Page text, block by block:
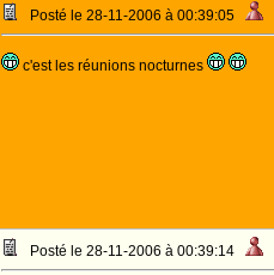
Posté le 28-11-2006 à 00:39:05
c'est les réunions nocturnes
Posté le 28-11-2006 à 00:39:14